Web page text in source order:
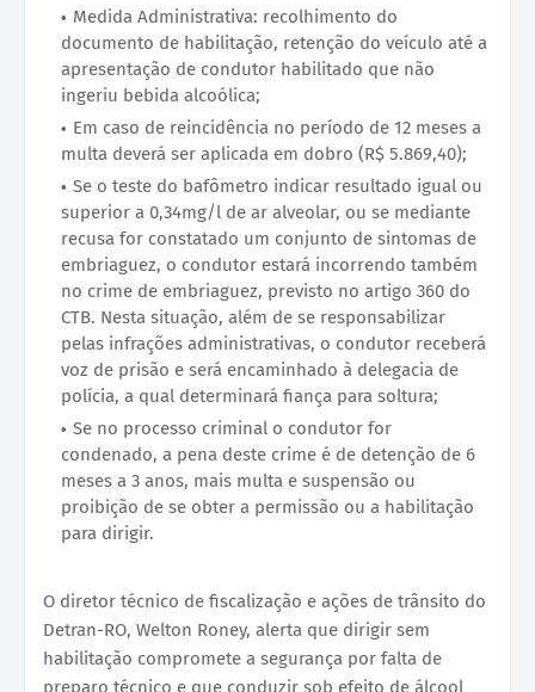
Medida Administrativa: recolhimento do
documento de habilitação, retenção do veículo até a
apresentação de condutor habilitado que não
ingeriu bebida alcoólica;
Em caso de reincidência no período de 12 meses a
multa deverá ser aplicada em dobro (R$ 5.869,40);
Se o teste do bafômetro indicar resultado igual ou
superior a 0,34mg/l de ar alveolar, ou se mediante
recusa for constatado um conjunto de sintomas de
embriaguez, o condutor estará incorrendo também
no crime de embriaguez, previsto no artigo 360 do
CTB. Nesta situação, além de se responsabilizar
pelas infrações administrativas, o condutor receberá
voz de prisão e será encaminhado à delegacia de
polícia, a qual determinará fiança para soltura;
Se no processo criminal o condutor for
condenado, a pena deste crime é de detenção de 6
meses a 3 anos, mais multa e suspensão ou
proibição de se obter a permissão ou a habilitação
para dirigir.
O diretor técnico de fiscalização e ações de trânsito do
Detran-RO, Welton Roney, alerta que dirigir sem
habilitação compromete a segurança por falta de
preparo técnico e que conduzir sob efeito de álcool